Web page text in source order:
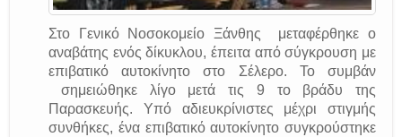
Στο Γενικό Νοσοκομείο Ξάνθης μεταφέρθηκε ο
αναβάτης ενός δίκυκλου, έπειτα από σύγκρουση με
επιβατικό αυτοκίνητο στο Σέλερο. Το συμβάν
σημειώθηκε λίγο μετά τις 9 το βράδυ της
Παρασκευής. Υπό αδιευκρίνιστες μέχρι στιγμής
συνθήκες, ένα επιβατικό αυτοκίνητο συγκρούστηκε